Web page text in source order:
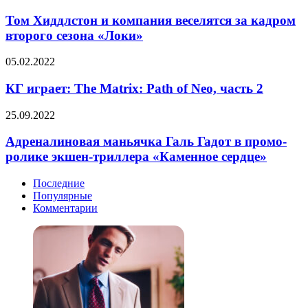
тизере
«Мэйфейрских
и
компания
веселятся
кадром
сезона
Том Хиддлстон и компания веселятся за кадром
второго сезона «Локи»
КГ
The
Matrix:
Path
of
Neo,
часть
2
05.02.2022
КГ играет: The Matrix: Path of Neo, часть 2
Адреналиновая
Галь
Гадот
в
ролике
экшен-
триллера
«Каменное
25.09.2022
Адреналиновая маньячка Галь Гадот в промо-
ролике экшен-триллера «Каменное сердце»
Последние
Популярные
Комментарии